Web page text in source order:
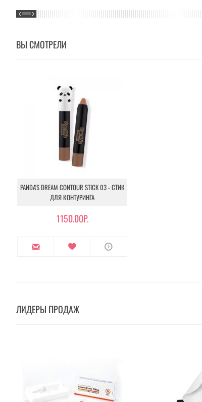
ВЫ СМОТРЕЛИ
PANDA'S DREAM CONTOUR STICK 03 - СТИК
ДЛЯ КОНТУРИНГА
1150.00Р.
ЛИДЕРЫ ПРОДАЖ